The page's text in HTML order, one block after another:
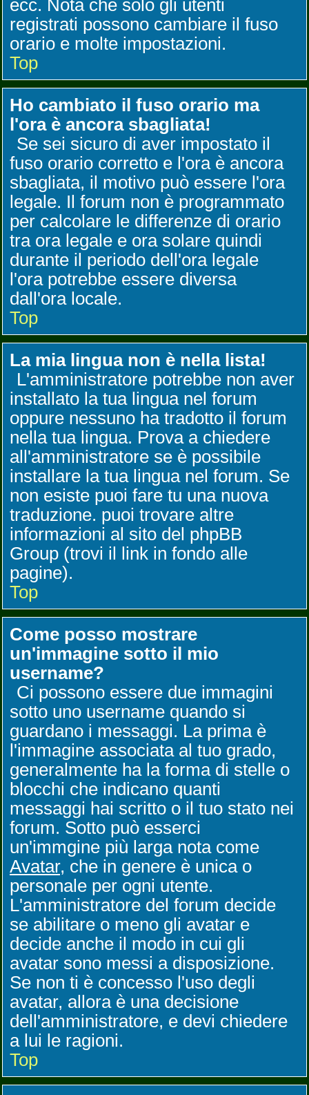
ecc. Nota che solo gli utenti
registrati possono cambiare il fuso
orario e molte impostazioni.
Top
Ho cambiato il fuso orario ma
l'ora è ancora sbagliata!
Se sei sicuro di aver impostato il
fuso orario corretto e l'ora è ancora
sbagliata, il motivo può essere l'ora
legale. Il forum non è programmato
per calcolare le differenze di orario
tra ora legale e ora solare quindi
durante il periodo dell'ora legale
l'ora potrebbe essere diversa
dall'ora locale.
Top
La mia lingua non è nella lista!
L'amministratore potrebbe non aver
installato la tua lingua nel forum
oppure nessuno ha tradotto il forum
nella tua lingua. Prova a chiedere
all'amministratore se è possibile
installare la tua lingua nel forum. Se
non esiste puoi fare tu una nuova
traduzione. puoi trovare altre
informazioni al sito del phpBB
Group (trovi il link in fondo alle
pagine).
Top
Come posso mostrare
un'immagine sotto il mio
username?
Ci possono essere due immagini
sotto uno username quando si
guardano i messaggi. La prima è
l'immagine associata al tuo grado,
generalmente ha la forma di stelle o
blocchi che indicano quanti
messaggi hai scritto o il tuo stato nei
forum. Sotto può esserci
un'immgine più larga nota come
Avatar, che in genere è unica o
personale per ogni utente.
L'amministratore del forum decide
se abilitare o meno gli avatar e
decide anche il modo in cui gli
avatar sono messi a disposizione.
Se non ti è concesso l'uso degli
avatar, allora è una decisione
dell'amministratore, e devi chiedere
a lui le ragioni.
Top